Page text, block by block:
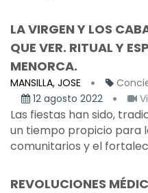
LA VIRGEN Y LOS
QUE VER. RITUAL Y
MENORCA.
MANSILLA, JOSE
12 agosto 2022
Las fiestas han sido,
un tiempo propicio para
comunitarios y el
REVOLUCIONES